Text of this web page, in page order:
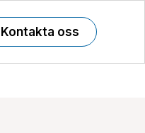
Kontakta oss